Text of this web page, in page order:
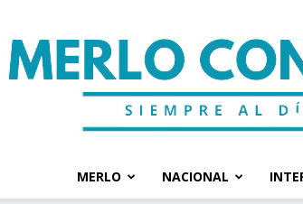
MERLO NACIONAL